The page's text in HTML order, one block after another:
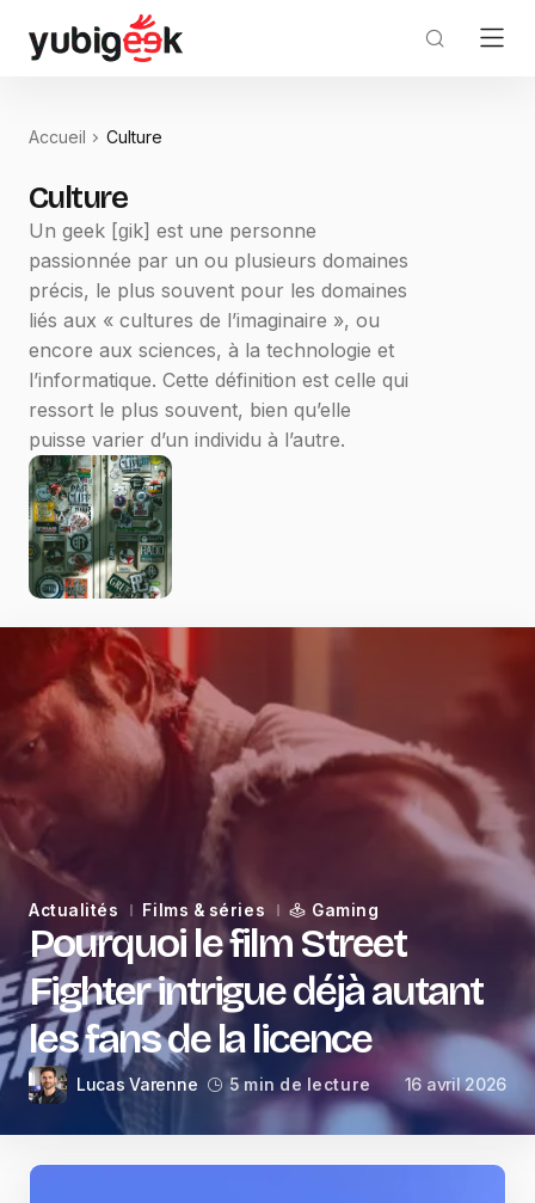
Accueil Culture
Culture
Un geek [ɡik] est une personne
passionnée par un ou plusieurs domaines
précis, le plus souvent pour les domaines
liés aux « cultures de l’imaginaire », ou
encore aux sciences, à la technologie et
l’informatique. Cette définition est celle qui
ressort le plus souvent, bien qu’elle
puisse varier d’un individu à l’autre.
Actualités Films & séries Gaming
Pourquoi le film Street
Fighter intrigue déjà autant
les fans de la licence
Lucas Varenne 5 min de lecture 16 avril 2026